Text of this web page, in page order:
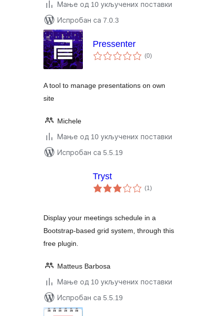
Мање од 10 укључених поставки
Испробан са 7.0.3
Pressenter
(0укупних
оцена
)
A tool to manage presentations on own
site
Michele
Мање од 10 укључених поставки
Испробан са 5.5.19
Tryst
(1укупних
оцена
)
Display your meetings schedule in a
Bootstrap-based grid system, through this
free plugin.
Matteus Barbosa
Мање од 10 укључених поставки
Испробан са 5.5.19